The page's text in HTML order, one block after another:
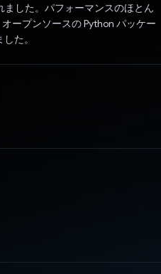
ました。パフォーマンスのほとん
ープンソースの Python パッケー
た。